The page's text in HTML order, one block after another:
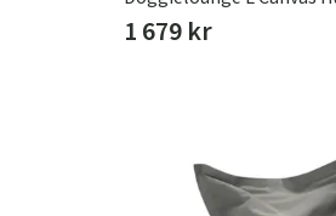
1 679 kr